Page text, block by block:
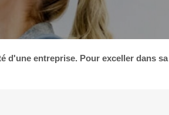
d'une entreprise. Pour exceller dans sa
Formations Communication
Formations Achat Logistique